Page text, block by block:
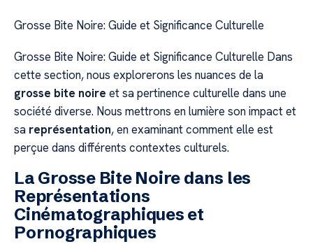
Grosse Bite Noire: Guide et Significance Culturelle
Grosse Bite Noire: Guide et Significance Culturelle Dans
cette section, nous explorerons les nuances de la
grosse bite noire et sa pertinence culturelle dans une
société diverse. Nous mettrons en lumière son impact et
sa représentation, en examinant comment elle est
perçue dans différents contextes culturels.
La Grosse Bite Noire dans les
Représentations
Cinématographiques et
Pornographiques